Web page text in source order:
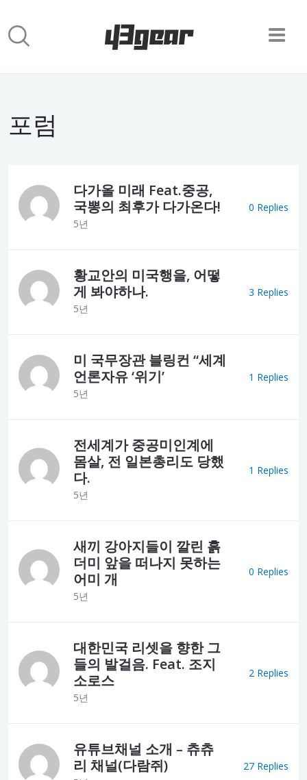
포럼
다가올 미래 Feat.중공,
국뽕의 최후가 다가온다!
5년
0 Replies
황교안의 미국행을, 어떻
게 봐야하나.
5년
3 Replies
미 국무장관 블링컨 “세계
언론자유 ‘위기’
5년
1 Replies
전세계가 중공미인계에
몸살, 전 일본총리도 당했
다.
5년
1 Replies
새끼 강아지들이 깔린 흙
더미 앞을 떠나지 못하는
어미 개
5년
0 Replies
대한민국 리셋을 향한 그
들의 발걸음. Feat. 조지
소로스
5년
2 Replies
유튜브채널 소개 – 츄츄
리 채널(다람쥐)
27 Replies